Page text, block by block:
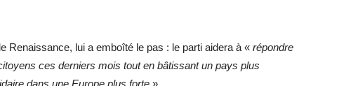
Renaissance, lui a emboîté le pas : le parti aidera à « répondre
ces derniers mois tout en bâtissant un pays plus
dans une Europe plus forte ».